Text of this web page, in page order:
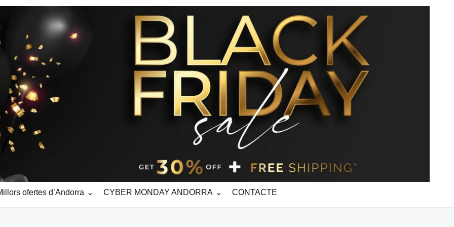
ofertes d’Andorra CYBER MONDAY ANDORRA CONTACTE